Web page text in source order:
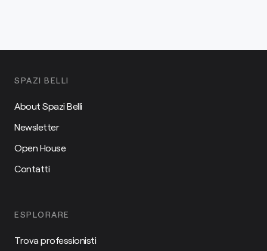
SPAZI BELLI
About Spazi Belli
Newsletter
Open House
Contatti
ESPLORARE
Trova professionisti